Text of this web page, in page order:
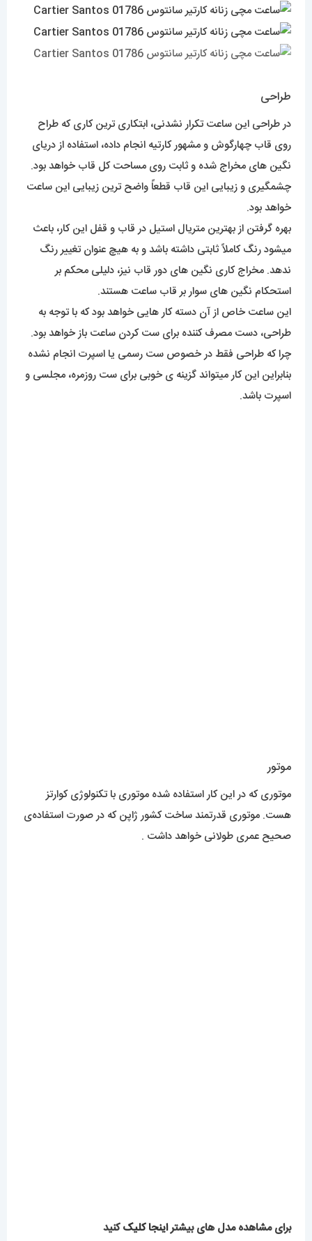
طراحی
در طراحی این ساعت تکرار نشدنی، ابتکاری ترین کاری که طراح
روی قاب چهارگوش و مشهور کارتیه انجام داده، استفاده از دریای
نگین های مخراج شده و ثابت روی مساحت کل قاب خواهد بود.
چشمگیری و زیبایی این قاب قطعاً واضح ترین زیبایی این ساعت
خواهد بود.
بهره گرفتن از بهترین متریال استیل در قاب و قفل این کار، باعث
میشود رنگ کاملاً ثابتی داشته باشد و به هیچ عنوان تغییر رنگ
ندهد. مخراج کاری نگین های دور قاب نیز، دلیلی محکم بر
استحکام نگین های سوار بر قاب ساعت هستند.
این ساعت خاص از آن دسته کار هایی خواهد بود که با توجه به
طراحی، دست مصرف کننده برای ست کردن ساعت باز خواهد بود.
چرا که طراحی فقط در خصوص ست رسمی یا اسپرت انجام نشده
بنابراین این کار میتواند گزینه ی خوبی برای ست روزمره، مجلسی و
اسپرت باشد.
Quadro 421
5,839,000 تومان